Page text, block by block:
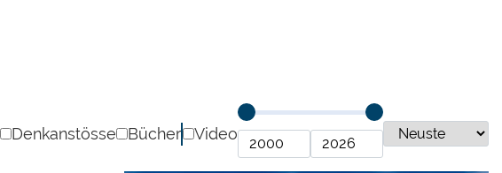
Denkanstösse Bücher Video